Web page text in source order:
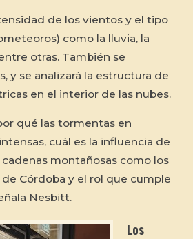
de los vientos y el tipo
como la lluvia, la
otras. También se
y se analizará la estructura de
en el interior de las nubes.
qué las tormentas en
cuál es la influencia de
montañosas como los
de Córdoba y el rol que cumple
Nesbitt.
Los